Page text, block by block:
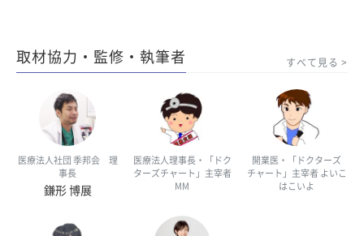
取材協力・監修・執筆者 すべて見る
医療法人社団 季邦会 理
事長
鎌形 博展
医療法人理事長・「ドク
ターズチャート」主宰者
MM
開業医・「ドクターズ
チャート」主宰者 よいこ
はこいよ